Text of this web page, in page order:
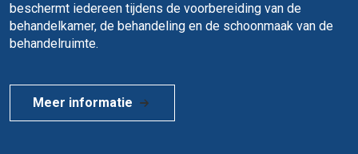
beschermt iedereen tijdens de voorbereiding van de
behandelkamer, de behandeling en de schoonmaak van de
behandelruimte.
Meer informatie